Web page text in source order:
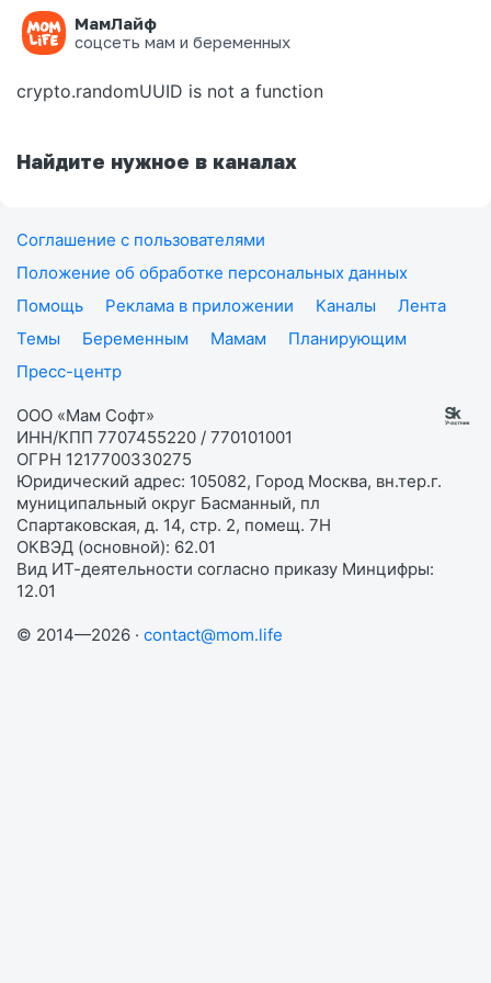
МамЛайф
соцсеть мам и беременных
Ошибка на странице
crypto.randomUUID is not a function
Найдите нужное в каналах
Соглашение с пользователями
Положение об обработке персональных данных
Помощь
Реклама в приложении Каналы
Лента
Темы
Беременным Мамам
Планирующим
Пресс-центр
ООО «Мам Софт»
ИНН/КПП 7707455220 / 770101001
ОГРН 1217700330275
Юридический адрес: 105082, Город Москва, вн.тер.г.
муниципальный округ Басманный, пл
Спартаковская, д. 14, стр. 2, помещ. 7Н
ОКВЭД (основной): 62.01
Вид ИТ-деятельности согласно приказу Минцифры:
12.01
© 2014—2026 · contact@mom.life